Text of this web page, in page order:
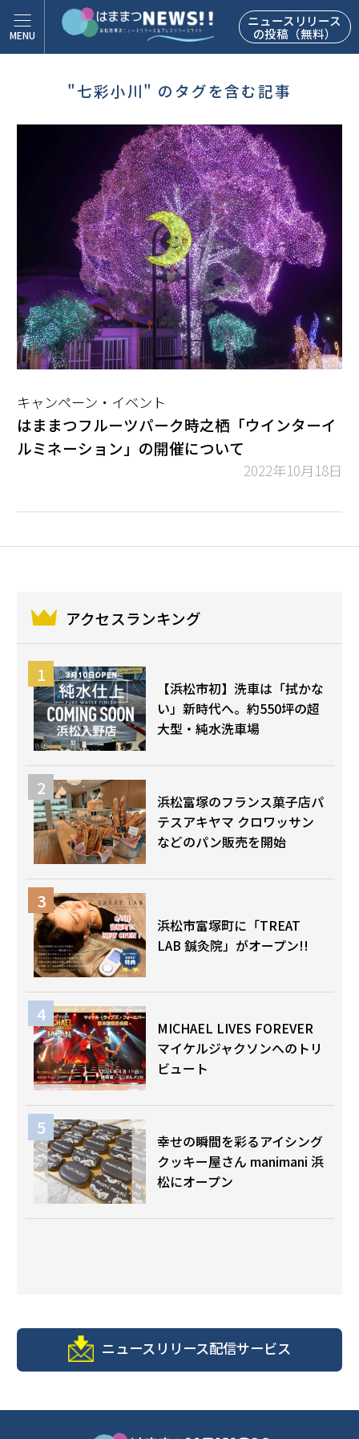
ニュースリリース
の投稿（無料）
"七彩小川" のタグを含む記事
キャンペーン・イベント
はままつフルーツパーク時之栖「ウインターイ
ルミネーション」の開催について
2022年10月18日
アクセスランキング
【浜松市初】洗車は「拭かな
い」新時代へ。約550坪の超
大型・純水洗車場
浜松富塚のフランス菓子店パ
テスアキヤマ クロワッサン
などのパン販売を開始
浜松市富塚町に「TREAT
LAB 鍼灸院」がオープン!!
MICHAEL LIVES FOREVER
マイケルジャクソンへのトリ
ビュート
幸せの瞬間を彩るアイシング
クッキー屋さん manimani 浜
松にオープン
ニュースリリース配信サービス